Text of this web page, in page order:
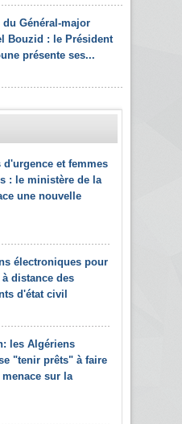
du Général-major
Bouzid : le Président
présente ses...
d'urgence et femmes
: le ministère de la
une nouvelle
électroniques pour
à distance des
d'état civil
les Algériens
"tenir prêts" à faire
menace sur la